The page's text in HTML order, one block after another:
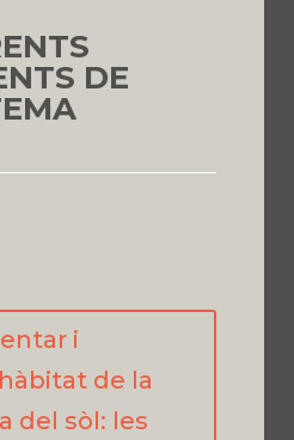
DE
i
de la
del sòl: les